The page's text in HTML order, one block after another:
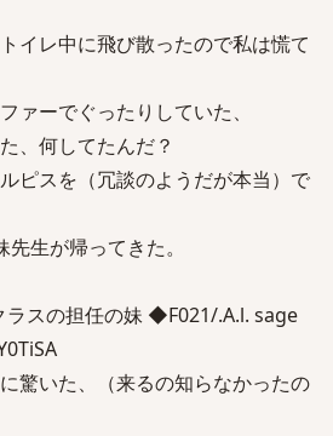
イレ中に飛び散ったので私は慌て
ァーでぐったりしていた、
、何してたんだ？
ピスを（冗談のようだが本当）で
生が帰ってきた。
ラスの担任の妹 ◆F021/.A.l. sage
驚いた、（来るの知らなかったの